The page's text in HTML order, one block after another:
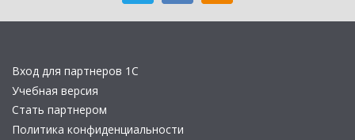
Вход для партнеров 1С
Учебная версия
Стать партнером
Политика конфиденциальности